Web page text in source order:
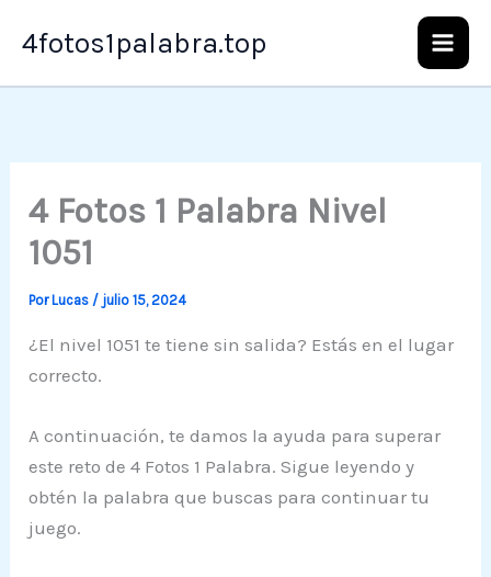
4fotos1palabra.top
4 Fotos 1 Palabra Nivel
1051
PorLucas / julio 15, 2024
¿El nivel 1051 te tiene sin salida? Estás en el lugar
correcto.
A continuación, te damos la ayuda para superar
este reto de 4 Fotos 1 Palabra. Sigue leyendo y
obtén la palabra que buscas para continuar tu
juego.